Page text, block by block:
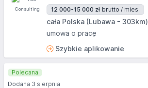
12 000-15 000 zł brutto / mies.
cała Polska (Lubawa - 303km)
umowa o pracę
Szybkie aplikowanie
Polecana
Dodana 3 sierpnia